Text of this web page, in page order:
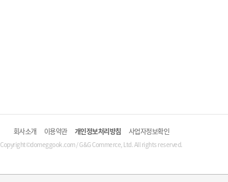
회사소개 이용약관 개인정보처리방침 사업자정보확인
Copyright©domeggook.com / G&G Commerce, Ltd. All rights reserved.